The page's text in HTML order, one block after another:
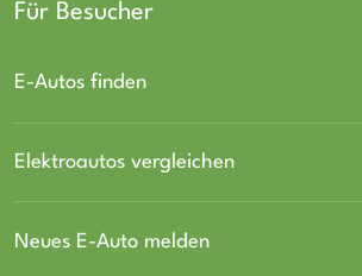
Für Besucher
E-Autos finden
Elektroautos vergleichen
Neues E-Auto melden